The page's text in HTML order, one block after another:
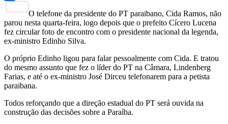
O telefone da presidente do PT paraibano, Cida Ramos, não
parou nesta quarta-feira, logo depois que o prefeito Cícero Lucena
fez circular foto de encontro com o presidente nacional da legenda,
ex-ministro Edinho Silva.
O próprio Edinho ligou para falar pessoalmente com Cida. E tratou
do mesmo assunto que fez o líder do PT na Câmara, Lindenberg
Farias, e até o ex-ministro José Dirceu telefonarem para a petista
paraibana.
Todos reforçando que a direção estadual do PT será ouvida na
construção das decisões sobre a Paraíba.